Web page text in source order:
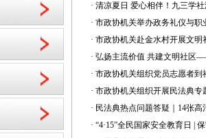
· 清凉夏日 爱心相伴！九三学
· 市政协机关举办政务礼仪与
· 市政协机关赴金水村开展文
· 弘扬主流价值 共建文明社区
· 市政协机关组织党员志愿者
· 市政协机关组织开展民法典专
· 民法典热点问题答疑｜14张
· “4·15”全民国家安全教育日 |